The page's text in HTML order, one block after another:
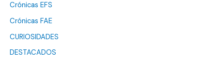
Crónicas EFS
Crónicas FAE
CURIOSIDADES
DESTACADOS